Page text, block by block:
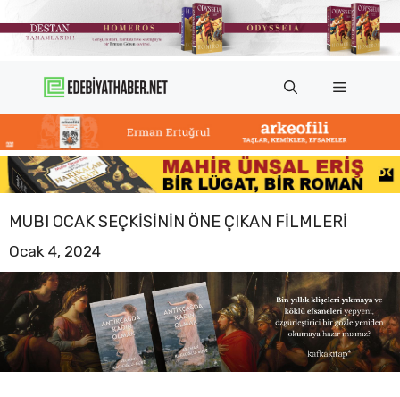
atla
Menü
MUBI OCAK SEÇKISININ ÖNE ÇIKAN FILMLERI
Ocak 4, 2024